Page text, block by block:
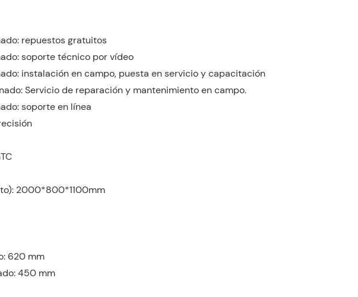
repuestos gratuitos
soporte técnico por vídeo
instalación en campo, puesta en servicio y capacitación
Servicio de reparación y mantenimiento en campo.
soporte en línea
2000*800*1100mm
620 mm
450 mm